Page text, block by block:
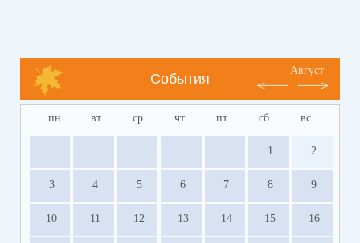
События
Август
пн вт ср чт пт сб вс
1 2
3 4 5 6 7 8 9
10 11 12 13 14 15 16